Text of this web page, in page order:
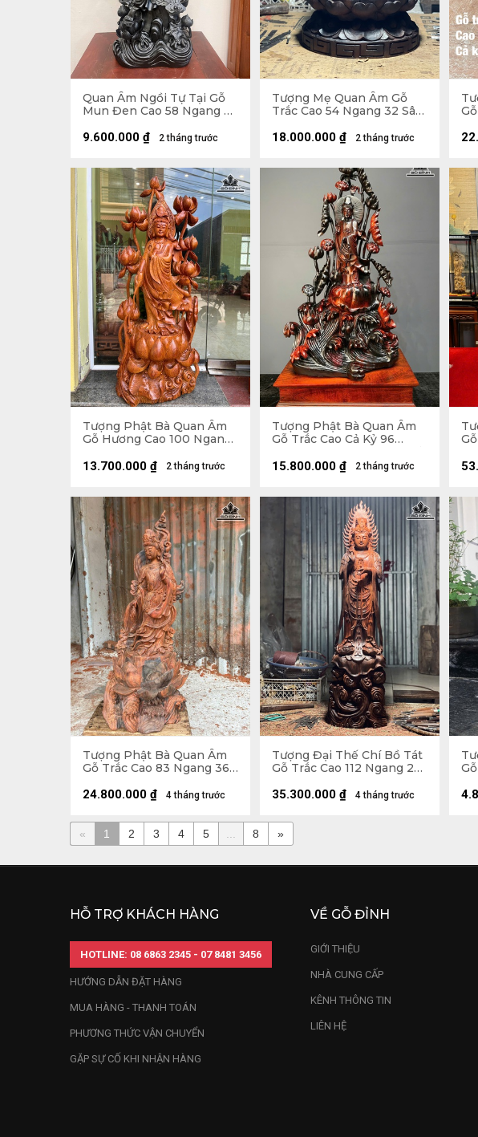
Quan Âm Ngồi Tự Tại Gỗ
Mun Đen Cao 58 Ngang 25
2 tháng trước
9.600.000 ₫
Tượng Mẹ Quan Âm Gỗ
Trắc Cao 54 Ngang 32 Sâu
2 tháng trước
18.000.000 ₫
Tượng Phật Bà Quan Âm
Gỗ Hương Cao 100 Ngang
2 tháng trước
13.700.000 ₫
Tượng Phật Bà Quan Âm
Gỗ Trắc Cao Cả Kỷ 96
Cao 12 (cm)
2 tháng trước
15.800.000 ₫
Tượng Phật Bà Quan Âm
Gỗ Trắc Cao 83 Ngang 36
4 tháng trước
24.800.000 ₫
Tượng Đại Thế Chí Bồ Tát
Gỗ Trắc Cao 112 Ngang 29
4 tháng trước
35.300.000 ₫
« 1 2 3 4 5 8 »
HỖ TRỢ KHÁCH HÀNG
HOTLINE: 08 6863 2345 - 07 8481 3456
HƯỚNG DẪN ĐẶT HÀNG
MUA HÀNG - THANH TOÁN
PHƯƠNG THỨC VẬN CHUYỂN
GẶP SỰ CỐ KHI NHẬN HÀNG
VỀ GỖ ĐỈNH
GIỚI THIỆU
NHÀ CUNG CẤP
KÊNH THÔNG TIN
LIÊN HỆ